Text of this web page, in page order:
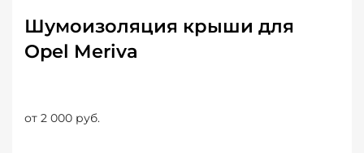
Шумоизоляция крыши для
Opel Meriva
от 2 000 руб.